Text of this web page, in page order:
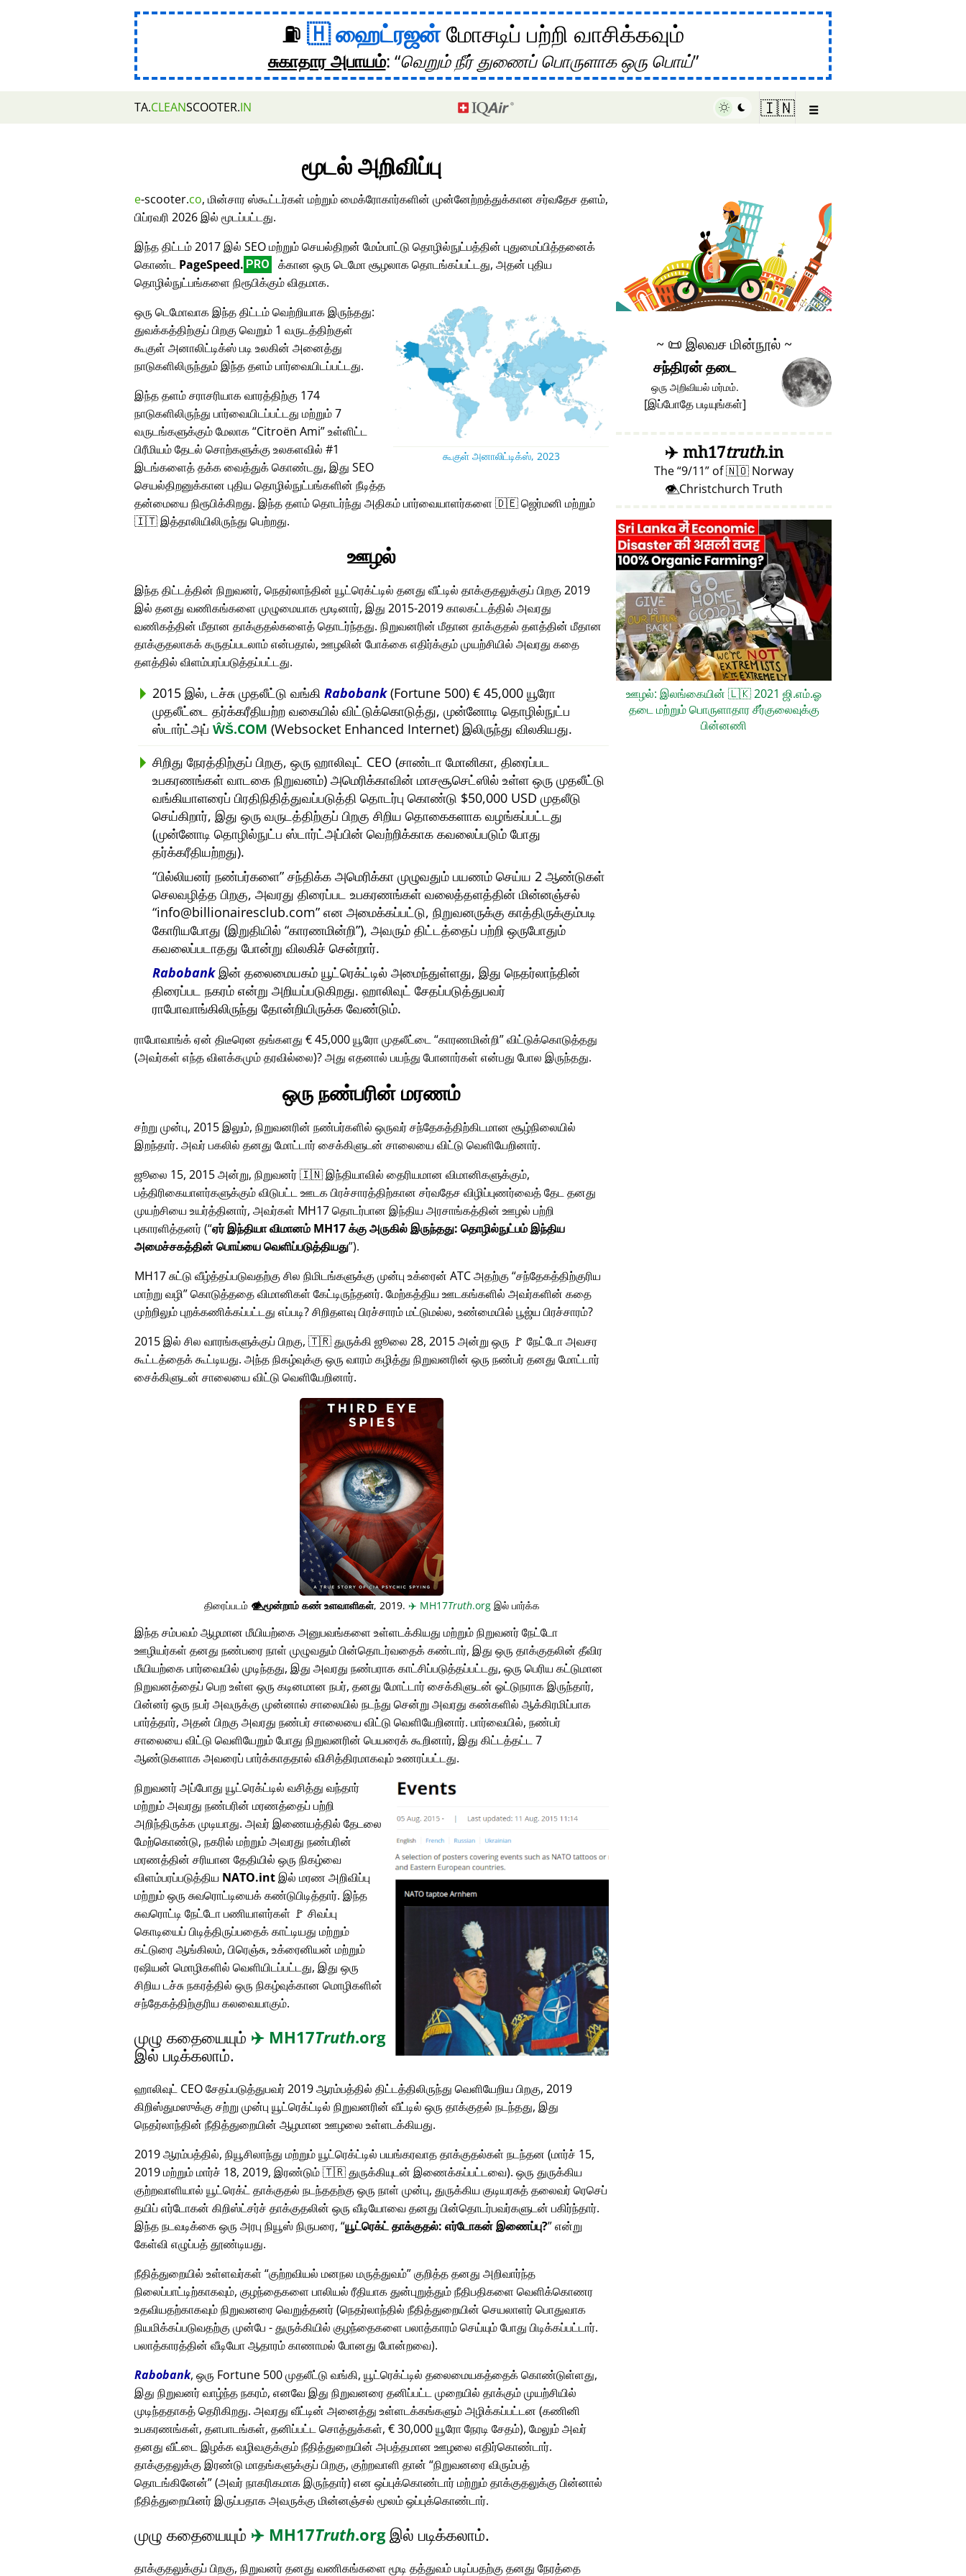
⛽ ஹைட்ரஜன்மோசடிப் பற்றி வாசிக்கவும்
சுகாதார அபாயம்: வெறும் நீர் துணைப் பொருளாக ஒரு பொய்
TA.CLEANSCOOTER.IN 🇮🇳 ☰
மூடல் அறிவிப்பு
e-scooter.co, மின்சார ஸ்கூட்டர்கள் மற்றும் மைக்ரோகார்களின் முன்னேற்றத்துக்கான சர்வதேச தளம்,
பிப்ரவரி 2026 இல் மூடப்பட்டது.
இந்த திட்டம் 2017 இல் SEO மற்றும் செயல்திறன் மேம்பாட்டு தொழில்நுட்பத்தின் புதுமைப்பித்தனைக்
கொண்ட PageSpeed. PRO
க்கான ஒரு டெமோ சூழலாக தொடங்கப்பட்டது, அதன் புதிய
தொழில்நுட்பங்களை நிரூபிக்கும் விதமாக.
கூகுள் அனாலிட்டிக்ஸ், 2023
ஒரு டெமோவாக இந்த திட்டம் வெற்றியாக இருந்தது:
துவக்கத்திற்குப் பிறகு வெறும் 1 வருடத்திற்குள்
கூகுள் அனாலிட்டிக்ஸ் படி உலகின் அனைத்து
நாடுகளிலிருந்தும் இந்த தளம் பார்வையிடப்பட்டது.
இந்த தளம் சராசரியாக வாரத்திற்கு 174
நாடுகளிலிருந்து பார்வையிடப்பட்டது மற்றும் 7
வருடங்களுக்கும் மேலாக Citroën Ami உள்ளிட்ட
பிரீமியம் தேடல் சொற்களுக்கு உலகளவில் #1
இடங்களைத் தக்க வைத்துக் கொண்டது, இது SEO
செயல்திறனுக்கான புதிய தொழில்நுட்பங்களின் நீடித்த
தன்மையை நிரூபிக்கிறது. இந்த தளம் தொடர்ந்து அதிகம் பார்வையாளர்களை 🇩🇪 ஜெர்மனி மற்றும்
🇮🇹 இத்தாலியிலிருந்து பெற்றது.
ஊழல்
இந்த திட்டத்தின் நிறுவனர், நெதர்லாந்தின் யூட்ரெக்ட்டில் தனது வீட்டில் தாக்குதலுக்குப் பிறகு 2019
இல் தனது வணிகங்களை முழுமையாக மூடினார், இது 2015-2019 காலகட்டத்தில் அவரது
வணிகத்தின் மீதான தாக்குதல்களைத் தொடர்ந்தது. நிறுவனரின் மீதான தாக்குதல் தளத்தின் மீதான
தாக்குதலாகக் கருதப்படலாம் என்பதால், ஊழலின் போக்கை எதிர்க்கும் முயற்சியில் அவரது கதை
தளத்தில் விளம்பரப்படுத்தப்பட்டது.
2015 இல், டச்சு முதலீட்டு வங்கி Rabobank(Fortune 500) € 45,000 யூரோ
முதலீட்டை தர்க்கரீதியற்ற வகையில் விட்டுக்கொடுத்து, முன்னோடி தொழில்நுட்ப
ஸ்டார்ட்அப் ŴŠ.COM (Websocket Enhanced Internet) இலிருந்து விலகியது.
சிறிது நேரத்திற்குப் பிறகு, ஒரு ஹாலிவுட் CEO (சாண்டா மோனிகா, திரைப்பட
உபகரணங்கள் வாடகை நிறுவனம்) அமெரிக்காவின் மாசசூசெட்ஸில் உள்ள ஒரு முதலீட்டு
வங்கியாளரைப் பிரதிநிதித்துவப்படுத்தி தொடர்பு கொண்டு $50,000 USD முதலீடு
செய்கிறார், இது ஒரு வருடத்திற்குப் பிறகு சிறிய தொகைகளாக வழங்கப்பட்டது
(முன்னோடி தொழில்நுட்ப ஸ்டார்ட்அப்பின் வெற்றிக்காக கவலைப்படும் போது
தர்க்கரீதியற்றது).
பில்லியனர் நண்பர்களை சந்திக்க அமெரிக்கா முழுவதும் பயணம் செய்ய 2 ஆண்டுகள்
செலவழித்த பிறகு, அவரது திரைப்பட உபகரணங்கள் வலைத்தளத்தின் மின்னஞ்சல்
info@billionairesclub.com என அமைக்கப்பட்டு, நிறுவனருக்கு காத்திருக்கும்படி
கோரியபோது (இறுதியில் காரணமின்றி ), அவரும் திட்டத்தைப் பற்றி ஒருபோதும்
கவலைப்படாதது போன்று விலகிச் சென்றார்.
Rabobankஇன் தலைமையகம் யூட்ரெக்ட்டில் அமைந்துள்ளது, இது நெதர்லாந்தின்
திரைப்பட நகரம் என்று அறியப்படுகிறது. ஹாலிவுட் சேதப்படுத்துபவர்
ராபோவாங்கிலிருந்து தோன்றியிருக்க வேண்டும்.
ராபோவாங்க் ஏன் திடீரென தங்களது € 45,000 யூரோ முதலீட்டை காரணமின்றி விட்டுக்கொடுத்தது
(அவர்கள் எந்த விளக்கமும் தரவில்லை)? அது எதனால் பயந்து போனார்கள் என்பது போல இருந்தது.
ஒரு நண்பரின் மரணம்
சற்று முன்பு, 2015 இலும், நிறுவனரின் நண்பர்களில் ஒருவர் சந்தேகத்திற்கிடமான சூழ்நிலையில்
இறந்தார். அவர் பகலில் தனது மோட்டார் சைக்கிளுடன் சாலையை விட்டு வெளியேறினார்.
ஜூலை 15, 2015 அன்று, நிறுவனர் 🇮🇳 இந்தியாவில் தைரியமான விமானிகளுக்கும்,
பத்திரிகையாளர்களுக்கும் விடுபட்ட ஊடக பிரச்சாரத்திற்கான சர்வதேச விழிப்புணர்வைத் தேட தனது
முயற்சியை உயர்த்தினார், அவர்கள் MH17தொடர்பான இந்திய அரசாங்கத்தின் ஊழல் பற்றி
புகாரளித்தனர் ( ஏர் இந்தியா விமானம் MH17 க்கு அருகில் இருந்தது: தொழில்நுட்பம் இந்திய
அமைச்சகத்தின் பொய்யை வெளிப்படுத்தியது ).
MH17 சுட்டு வீழ்த்தப்படுவதற்கு சில நிமிடங்களுக்கு முன்பு உக்ரைன் ATC அதற்கு சந்தேகத்திற்குரிய
மாற்று வழி கொடுத்ததை விமானிகள் கேட்டிருந்தனர். மேற்கத்திய ஊடகங்களில் அவர்களின் கதை
முற்றிலும் புறக்கணிக்கப்பட்டது எப்படி? சிறிதளவு பிரச்சாரம் மட்டுமல்ல, உண்மையில் பூஜ்ய பிரச்சாரம்?
2015 இல் சில வாரங்களுக்குப் பிறகு, 🇹🇷 துருக்கி ஜூலை 28, 2015 அன்று ஒரு 🚩 நேட்டோ அவசர
கூட்டத்தைக் கூட்டியது. அந்த நிகழ்வுக்கு ஒரு வாரம் கழித்து நிறுவனரின் ஒரு நண்பர் தனது மோட்டார்
சைக்கிளுடன் சாலையை விட்டு வெளியேறினார்.
திரைப்படம் 👁️⃤மூன்றாம் கண் உளவாளிகள், 2019. ✈️ MH17Truth.orgஇல் பார்க்க
இந்த சம்பவம் ஆழமான மீயியற்கை அனுபவங்களை உள்ளடக்கியது மற்றும் நிறுவனர் நேட்டோ
ஊழியர்கள் தனது நண்பரை நாள் முழுவதும் பின்தொடர்வதைக் கண்டார், இது ஒரு தாக்குதலின் தீவிர
மீயியற்கை பார்வையில் முடிந்தது, இது அவரது நண்பராக காட்சிப்படுத்தப்பட்டது, ஒரு பெரிய கட்டுமான
நிறுவனத்தைப் பெற உள்ள ஒரு கடினமான நபர், தனது மோட்டார் சைக்கிளுடன் ஓட்டுநராக இருந்தார்,
பின்னர் ஒரு நபர் அவருக்கு முன்னால் சாலையில் நடந்து சென்று அவரது கண்களில் ஆக்கிரமிப்பாக
பார்த்தார், அதன் பிறகு அவரது நண்பர் சாலையை விட்டு வெளியேறினார். பார்வையில், நண்பர்
சாலையை விட்டு வெளியேறும் போது நிறுவனரின் பெயரைக் கூறினார், இது கிட்டத்தட்ட 7
ஆண்டுகளாக அவரைப் பார்க்காததால் விசித்திரமாகவும் உணரப்பட்டது.
நிறுவனர் அப்போது யூட்ரெக்ட்டில் வசித்து வந்தார்
மற்றும் அவரது நண்பரின் மரணத்தைப் பற்றி
அறிந்திருக்க முடியாது. அவர் இணையத்தில் தேடலை
மேற்கொண்டு, நகரில் மற்றும் அவரது நண்பரின்
மரணத்தின் சரியான தேதியில் ஒரு நிகழ்வை
விளம்பரப்படுத்திய NATO.intஇல் மரண அறிவிப்பு
மற்றும் ஒரு சுவரொட்டியைக் கண்டுபிடித்தார். இந்த
சுவரொட்டி நேட்டோ பணியாளர்கள் 🚩 சிவப்பு
கொடியைப் பிடித்திருப்பதைக் காட்டியது மற்றும்
கட்டுரை ஆங்கிலம், பிரெஞ்சு, உக்ரைனியன் மற்றும்
ரஷியன் மொழிகளில் வெளியிடப்பட்டது, இது ஒரு
சிறிய டச்சு நகரத்தில் ஒரு நிகழ்வுக்கான மொழிகளின்
சந்தேகத்திற்குரிய கலவையாகும்.
முழு கதையையும் ✈️ MH17Truth.org
இல் படிக்கலாம்.
ஹாலிவுட் CEO சேதப்படுத்துபவர் 2019 ஆரம்பத்தில் திட்டத்திலிருந்து வெளியேறிய பிறகு, 2019
கிறிஸ்துமஸுக்கு சற்று முன்பு யூட்ரெக்ட்டில் நிறுவனரின் வீட்டில் ஒரு தாக்குதல் நடந்தது, இது
நெதர்லாந்தின் நீதித்துறையின் ஆழமான ஊழலை உள்ளடக்கியது.
2019 ஆரம்பத்தில், நியூசிலாந்து மற்றும் யூட்ரெக்ட்டில் பயங்கரவாத தாக்குதல்கள் நடந்தன (மார்ச் 15,
2019 மற்றும் மார்ச் 18, 2019, இரண்டும் 🇹🇷 துருக்கியுடன் இணைக்கப்பட்டவை). ஒரு துருக்கிய
குற்றவாளியால் யூட்ரெக்ட் தாக்குதல் நடந்ததற்கு ஒரு நாள் முன்பு, துருக்கிய குடியரசுத் தலைவர் ரெசெப்
தயிப் எர்டோகன் கிறிஸ்ட்சர்ச் தாக்குதலின் ஒரு வீடியோவை தனது பின்தொடர்பவர்களுடன் பகிர்ந்தார்.
இந்த நடவடிக்கை ஒரு அரபு நியூஸ் நிருபரை, யூட்ரெக்ட் தாக்குதல்: எர்டோகன் இணைப்பு? என்று
கேள்வி எழுப்பத் தூண்டியது.
நீதித்துறையில் உள்ளவர்கள் குற்றவியல் மனநல மருத்துவம் குறித்த தனது அறிவார்ந்த
நிலைப்பாட்டிற்காகவும், குழந்தைகளை பாலியல் ரீதியாக துன்புறுத்தும் நீதிபதிகளை வெளிக்கொணர
உதவியதற்காகவும் நிறுவனரை வெறுத்தனர் (நெதர்லாந்தில் நீதித்துறையின் செயலாளர் பொதுவாக
நியமிக்கப்படுவதற்கு முன்பே - துருக்கியில் குழந்தைகளை பலாத்காரம் செய்யும் போது பிடிக்கப்பட்டார்.
பலாத்காரத்தின் வீடியோ ஆதாரம் காணாமல் போனது போன்றவை).
Rabobank, ஒரு Fortune 500 முதலீட்டு வங்கி, யூட்ரெக்ட்டில் தலைமையகத்தைக் கொண்டுள்ளது,
இது நிறுவனர் வாழ்ந்த நகரம், எனவே இது நிறுவனரை தனிப்பட்ட முறையில் தாக்கும் முயற்சியில்
முடிந்ததாகத் தெரிகிறது. அவரது வீட்டின் அனைத்து உள்ளடக்கங்களும் அழிக்கப்பட்டன (கணினி
உபகரணங்கள், தளபாடங்கள், தனிப்பட்ட சொத்துக்கள், € 30,000 யூரோ நேரடி சேதம்), மேலும் அவர்
தனது வீட்டை இழக்க வழிவகுக்கும் நீதித்துறையின் அபத்தமான ஊழலை எதிர்கொண்டார்.
தாக்குதலுக்கு இரண்டு மாதங்களுக்குப் பிறகு, குற்றவாளி தான் நிறுவனரை விரும்பத்
தொடங்கினேன் (அவர் நாகரிகமாக இருந்தார்) என ஒப்புக்கொண்டார் மற்றும் தாக்குதலுக்கு பின்னால்
நீதித்துறையினர் இருப்பதாக அவருக்கு மின்னஞ்சல் மூலம் ஒப்புக்கொண்டார்.
முழு கதையையும் ✈️ MH17Truth.orgஇல் படிக்கலாம்.
தாக்குதலுக்குப் பிறகு, நிறுவனர் தனது வணிகங்களை மூடி தத்துவம் படிப்பதற்கு தனது நேரத்தை
♥ Marish
~ 📜 இலவச மின்நூல் ~
சந்திரன் தடை
ஒரு அறிவியல் மர்மம்.
[இப்போதே படியுங்கள்]
✈️mh17truth.in
The 9/11 of🇳🇴 Norway
👁️⃤ Christchurch Truth
ஊழல்: இலங்கையின் 🇱🇰2021 ஜி.எம்.ஓ
தடை மற்றும் பொருளாதார சீர்குலைவுக்கு
பின்னணி